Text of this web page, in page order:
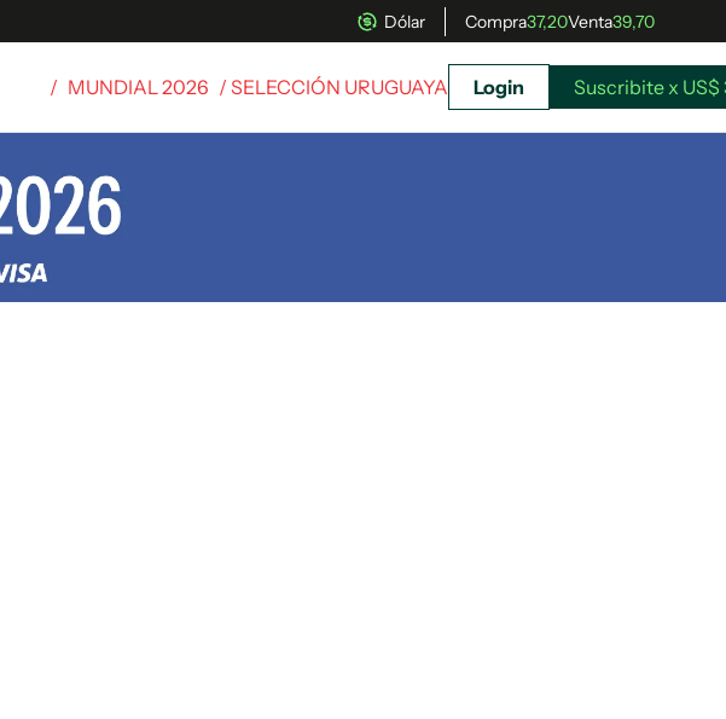
Dólar Compra37,20Venta39,70
/ MUNDIAL 2026 / SELECCIÓN URUGUAYA Login Suscribite x US$